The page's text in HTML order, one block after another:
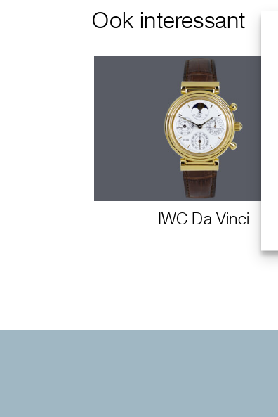
Ook interessant
IWC Da Vinci